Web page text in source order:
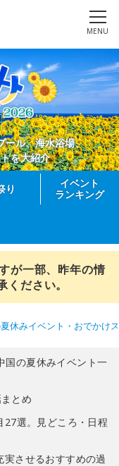
MENU
ール、海水浴場、
を大紹介
り
イベント
ランキング
が一部、昨年の情
ださい。
休みイベント・おでかけ
の夏休みイベント一
とめ
27選。見どころ・日程
実させるおすすめの過